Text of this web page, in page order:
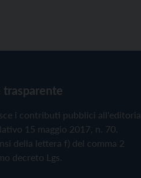
i contributi pubblici all'editoria
15 maggio 2017, n. 70.
della lettera f) del comma 2
decreto Lgs.